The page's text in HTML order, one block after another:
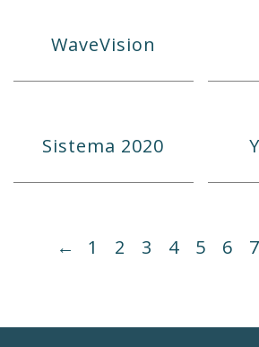
WaveVision
Sistema 2020
← 1 2 3 4 5 6 7